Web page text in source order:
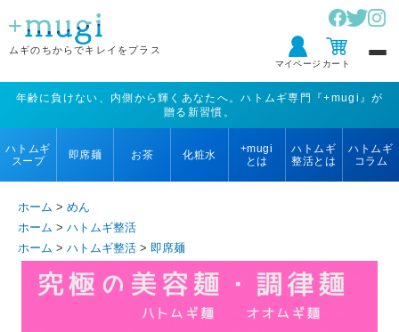
ムギのちからでキレイをプラス
マイページ カート
年齢に負けない、内側から輝くあなたへ。ハトムギ専門『+mugi』が
贈る新習慣。
ハトムギ
スープ
即席麺 お茶 化粧水
+mugi
とは
ハトムギ
整活とは
ハトムギ
コラム
ホーム > めん
ホーム > ハトムギ整活
ホーム > ハトムギ整活 > 即席麺